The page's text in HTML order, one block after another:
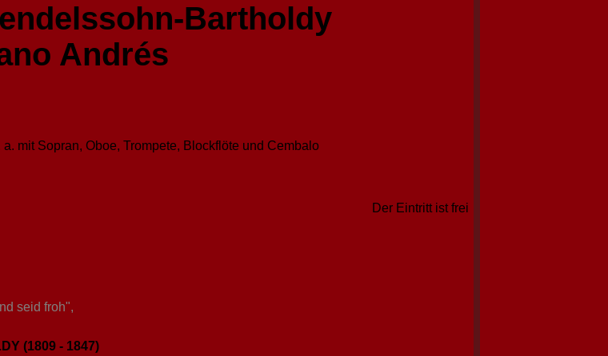
Bartholdy
Andrés
a. mit Sopran, Oboe, Trompete, Blockflöte und Cembalo
Der Eintritt ist frei
seid froh",
(1809 - 1847)